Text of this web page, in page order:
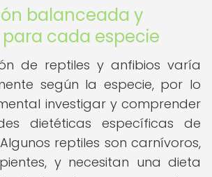
balanceada y
cada especie
de reptiles y anfibios varía
según la especie, por lo
investigar y comprender
dietéticas específicas de
reptiles son carnívoros,
y necesitan una dieta